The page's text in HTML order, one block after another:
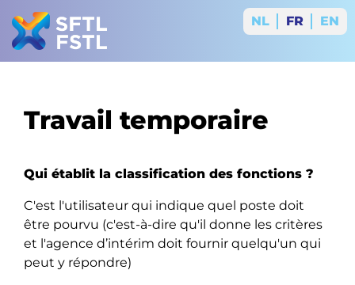
NL FR EN
Travail temporaire
Qui établit la classification des fonctions ?
C'est l'utilisateur qui indique quel poste doit
être pourvu (c'est-à-dire qu'il donne les critères
et l'agence d’intérim doit fournir quelqu'un qui
peut y répondre)